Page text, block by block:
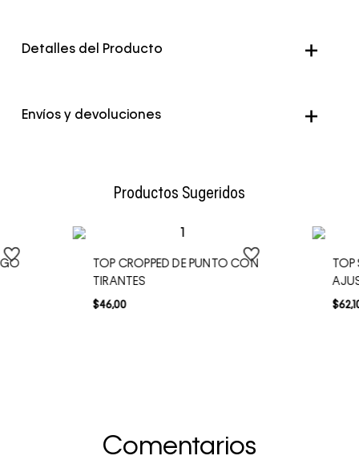
Detalles del Producto
Envíos y devoluciones
Productos Sugeridos
TOP CROPPED DE PUNTO CON
TIRANTES
$46,00 $62,
Comentarios